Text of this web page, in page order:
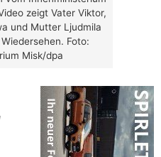
zeigt Vater Viktor,
und Mutter Ljudmila
Foto:
Misk/dpa